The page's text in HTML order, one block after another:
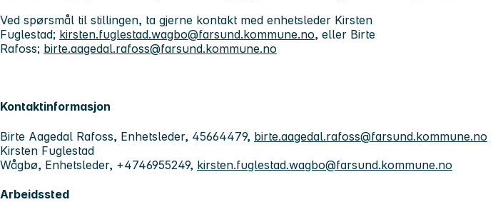
Ved spørsmål til stillingen, ta gjerne kontakt med enhetsleder Kirsten
Fuglestad; kirsten.fuglestad.wagbo@farsund.kommune.no, eller Birte
Rafoss; birte.aagedal.rafoss@farsund.kommune.no
Kontaktinformasjon
Birte Aagedal Rafoss, Enhetsleder, 45664479, birte.aagedal.rafoss@farsund.kommune.no
Kirsten Fuglestad
Wågbø, Enhetsleder, +4746955249, kirsten.fuglestad.wagbo@farsund.kommune.no
Arbeidssted